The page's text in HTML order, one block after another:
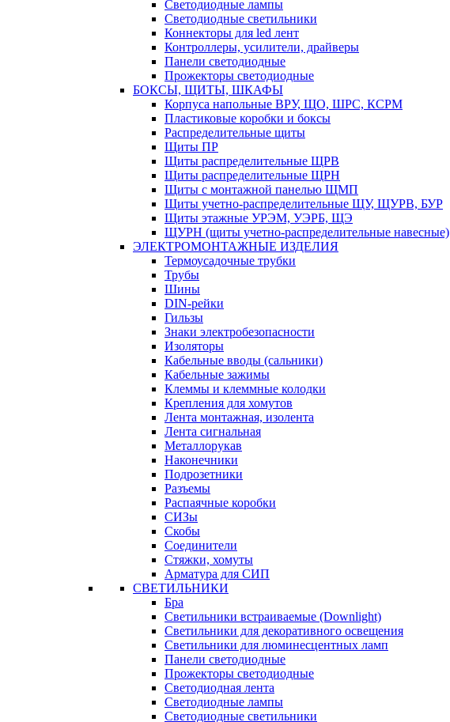
Светодиодные лампы
Светодиодные светильники
Коннекторы для led лент
Контроллеры, усилители, драйверы
Панели светодиодные
Прожекторы светодиодные
БОКСЫ, ЩИТЫ, ШКАФЫ
Корпуса напольные ВРУ, ЩО, ШРС, КСРМ
Пластиковые коробки и боксы
Распределительные щиты
Щиты ПР
Щиты распределительные ЩРВ
Щиты распределительные ЩРН
Щиты с монтажной панелью ЩМП
Щиты учетно-распределительные ЩУ, ЩУРВ, БУР
Щиты этажные УРЭМ, УЭРБ, ЩЭ
ЩУРН (щиты учетно-распределительные навесные)
ЭЛЕКТРОМОНТАЖНЫЕ ИЗДЕЛИЯ
Термоусадочные трубки
Трубы
Шины
DIN-рейки
Гильзы
Знаки электробезопасности
Изоляторы
Кабельные вводы (сальники)
Кабельные зажимы
Клеммы и клеммные колодки
Крепления для хомутов
Лента монтажная, изолента
Лента сигнальная
Металлорукав
Наконечники
Подрозетники
Разъемы
Распаячные коробки
СИЗы
Скобы
Соединители
Стяжки, хомуты
Арматура для СИП
СВЕТИЛЬНИКИ
Бра
Светильники встраиваемые (Downlight)
Светильники для декоративного освещения
Светильники для люминесцентных ламп
Панели светодиодные
Прожекторы светодиодные
Светодиодная лента
Светодиодные лампы
Светодиодные светильники